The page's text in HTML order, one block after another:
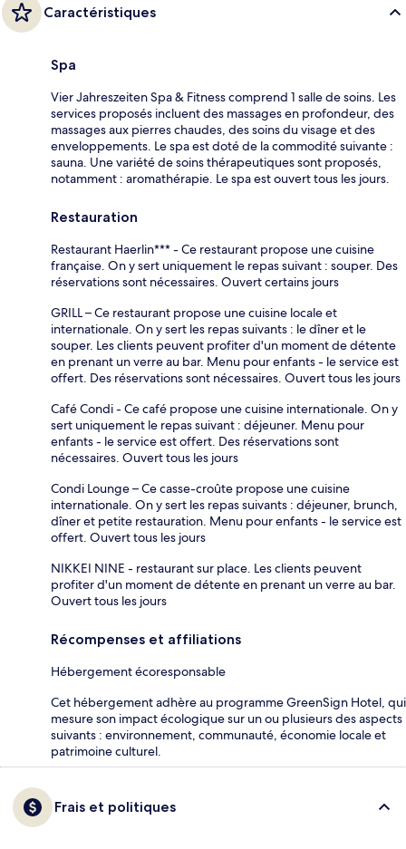
Caractéristiques
Spa
Vier Jahreszeiten Spa & Fitness comprend 1 salle de soins. Les
services proposés incluent des massages en profondeur, des
massages aux pierres chaudes, des soins du visage et des
enveloppements. Le spa est doté de la commodité suivante :
sauna. Une variété de soins thérapeutiques sont proposés,
notamment : aromathérapie. Le spa est ouvert tous les jours.
Restauration
Restaurant Haerlin*** - Ce restaurant propose une cuisine
française. On y sert uniquement le repas suivant : souper. Des
réservations sont nécessaires. Ouvert certains jours
GRILL – Ce restaurant propose une cuisine locale et
internationale. On y sert les repas suivants : le dîner et le
souper. Les clients peuvent profiter d'un moment de détente
en prenant un verre au bar. Menu pour enfants - le service est
offert. Des réservations sont nécessaires. Ouvert tous les jours
Café Condi - Ce café propose une cuisine internationale. On y
sert uniquement le repas suivant : déjeuner. Menu pour
enfants - le service est offert. Des réservations sont
nécessaires. Ouvert tous les jours
Condi Lounge – Ce casse-croûte propose une cuisine
internationale. On y sert les repas suivants : déjeuner, brunch,
dîner et petite restauration. Menu pour enfants - le service est
offert. Ouvert tous les jours
NIKKEI NINE - restaurant sur place. Les clients peuvent
profiter d'un moment de détente en prenant un verre au bar.
Ouvert tous les jours
Récompenses et affiliations
Hébergement écoresponsable
Cet hébergement adhère au programme GreenSign Hotel, qui
mesure son impact écologique sur un ou plusieurs des aspects
suivants : environnement, communauté, économie locale et
patrimoine culturel.
Frais et politiques